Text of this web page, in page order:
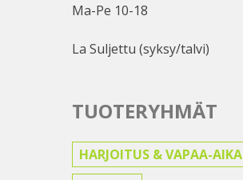
Ma-Pe 10-18
La Suljettu (syksy/talvi)
TUOTERYHMÄT
HARJOITUS & VAPAA-AIKA